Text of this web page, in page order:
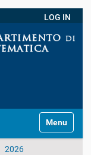
LOG IN
Toggle
2026